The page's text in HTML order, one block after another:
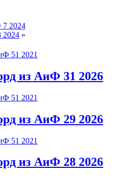
7 2024
2024 »
из АиФ 31 2026
из АиФ 29 2026
из АиФ 28 2026